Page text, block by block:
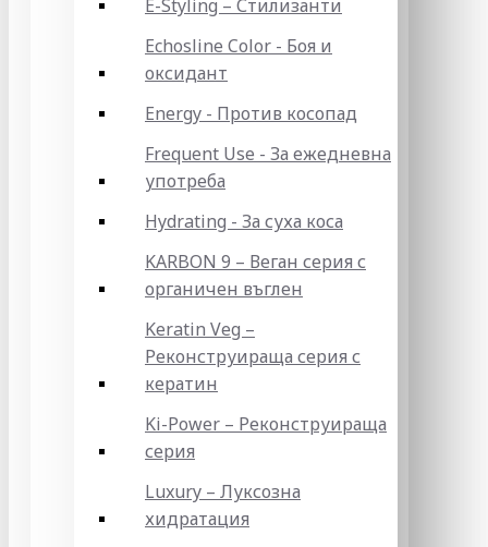
E-Styling – Стилизанти
Echosline Color - Боя и
оксидант
Energy - Против косопад
Frequent Use - За ежедневна
употреба
Hydrating - За суха коса
KARBON 9 – Веган серия с
органичен въглен
Keratin Veg –
Реконструираща серия с
кератин
Ki-Power – Реконструираща
серия
Luxury – Луксозна
хидратация